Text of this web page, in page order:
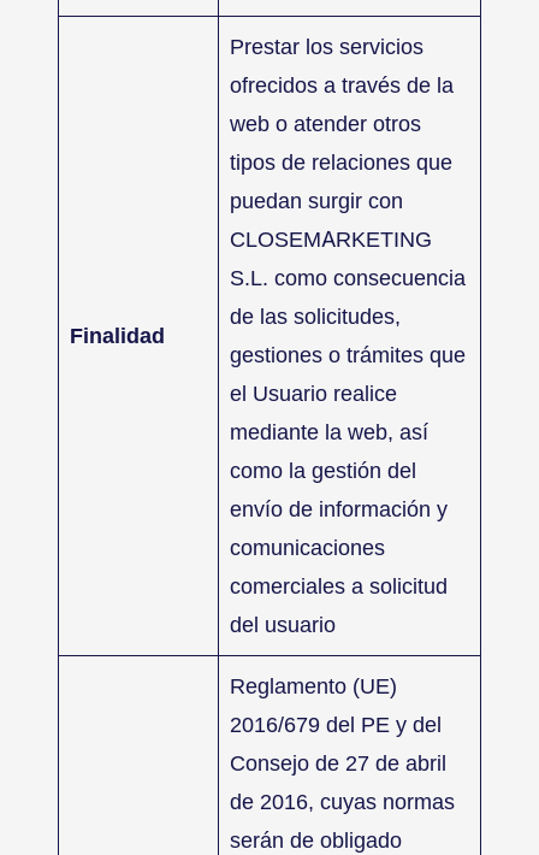
Finalidad
Prestar los servicios
ofrecidos a través de la
web o atender otros
tipos de relaciones que
puedan surgir con
CLOSEMARKETING
S.L. como consecuencia
de las solicitudes,
gestiones o trámites que
el Usuario realice
mediante la web, así
como la gestión del
envío de información y
comunicaciones
comerciales a solicitud
del usuario
Reglamento (UE)
2016/679 del PE y del
Consejo de 27 de abril
de 2016, cuyas normas
serán de obligado